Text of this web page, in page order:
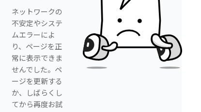
ネットワークの
不安定やシステ
ムエラーによ
り、ページを正
常に表示できま
せんでした。ペ
ージを更新する
か、しばらくし
てから再度お試